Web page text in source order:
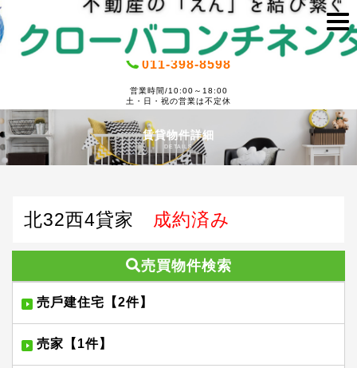
011-398-8598
営業時間/10:00～18:00
土・日・祝の営業は不定休
賃貸物件詳細
DETAILS
売買物件検索
売⼾建住宅【2件】
売家【1件】
北32西4貸家 成約済み